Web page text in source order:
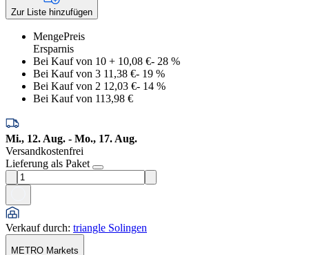
Zur Liste hinzufügen
MengePreis
Ersparnis
Bei Kauf von 10 + 10,08 €- 28 %
Bei Kauf von 3 11,38 €- 19 %
Bei Kauf von 2 12,03 €- 14 %
Bei Kauf von 113,98 €
Mi., 12. Aug. - Mo., 17. Aug.
Versandkostenfrei
Lieferung als Paket
Verkauf durch: triangle Solingen
METRO Markets